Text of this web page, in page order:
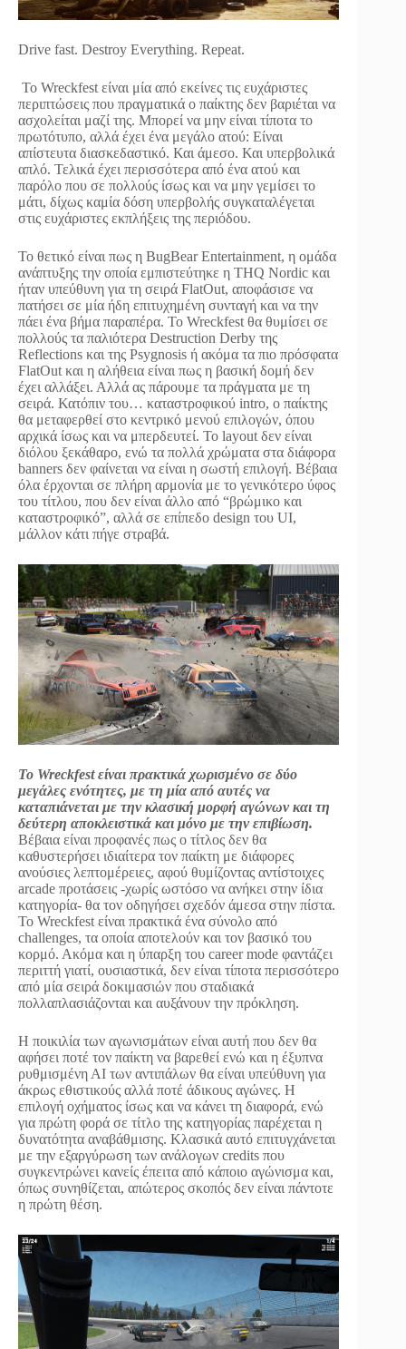
Drive fast. Destroy Everything. Repeat.
Το Wreckfest είναι μία από εκείνες τις ευχάριστες
περιπτώσεις που πραγματικά ο παίκτης δεν βαριέται να
ασχολείται μαζί της. Μπορεί να μην είναι τίποτα το
πρωτότυπο, αλλά έχει ένα μεγάλο ατού: Είναι
απίστευτα διασκεδαστικό. Και άμεσο. Και υπερβολικά
απλό. Τελικά έχει περισσότερα από ένα ατού και
παρόλο που σε πολλούς ίσως και να μην γεμίσει το
μάτι, δίχως καμία δόση υπερβολής συγκαταλέγεται
στις ευχάριστες εκπλήξεις της περιόδου.
Το θετικό είναι πως η BugBear Entertainment, η ομάδα
ανάπτυξης την οποία εμπιστεύτηκε η THQ Nordic και
ήταν υπεύθυνη για τη σειρά FlatOut, αποφάσισε να
πατήσει σε μία ήδη επιτυχημένη συνταγή και να την
πάει ένα βήμα παραπέρα. Το Wreckfest θα θυμίσει σε
πολλούς τα παλιότερα Destruction Derby της
Reflections και της Psygnosis ή ακόμα τα πιο πρόσφατα
FlatOut και η αλήθεια είναι πως η βασική δομή δεν
έχει αλλάξει. Αλλά ας πάρουμε τα πράγματα με τη
σειρά. Κατόπιν του… καταστροφικού intro, o παίκτης
θα μεταφερθεί στο κεντρικό μενού επιλογών, όπου
αρχικά ίσως και να μπερδευτεί. Το layout δεν είναι
διόλου ξεκάθαρο, ενώ τα πολλά χρώματα στα διάφορα
banners δεν φαίνεται να είναι η σωστή επιλογή. Βέβαια
όλα έρχονται σε πλήρη αρμονία με το γενικότερο ύφος
του τίτλου, που δεν είναι άλλο από “βρώμικο και
καταστροφικό”, αλλά σε επίπεδο design του UI,
μάλλον κάτι πήγε στραβά.
Το Wreckfest είναι πρακτικά χωρισμένο σε δύο
μεγάλες ενότητες, με τη μία από αυτές να
καταπιάνεται με την κλασική μορφή αγώνων και τη
δεύτερη αποκλειστικά και μόνο με την επιβίωση.
Βέβαια είναι προφανές πως ο τίτλος δεν θα
καθυστερήσει ιδιαίτερα τον παίκτη με διάφορες
ανούσιες λεπτομέρειες, αφού θυμίζοντας αντίστοιχες
arcade προτάσεις -χωρίς ωστόσο να ανήκει στην ίδια
κατηγορία- θα τον οδηγήσει σχεδόν άμεσα στην πίστα.
Το Wreckfest είναι πρακτικά ένα σύνολο από
challenges, τα οποία αποτελούν και τον βασικό του
κορμό. Ακόμα και η ύπαρξη του career mode φαντάζει
περιττή γιατί, ουσιαστικά, δεν είναι τίποτα περισσότερο
από μία σειρά δοκιμασιών που σταδιακά
πολλαπλασιάζονται και αυξάνουν την πρόκληση.
Η ποικιλία των αγωνισμάτων είναι αυτή που δεν θα
αφήσει ποτέ τον παίκτη να βαρεθεί ενώ και η έξυπνα
ρυθμισμένη ΑΙ των αντιπάλων θα είναι υπεύθυνη για
άκρως εθιστικούς αλλά ποτέ άδικους αγώνες. Η
επιλογή οχήματος ίσως και να κάνει τη διαφορά, ενώ
για πρώτη φορά σε τίτλο της κατηγορίας παρέχεται η
δυνατότητα αναβάθμισης. Κλασικά αυτό επιτυγχάνεται
με την εξαργύρωση των ανάλογων credits που
συγκεντρώνει κανείς έπειτα από κάποιο αγώνισμα και,
όπως συνηθίζεται, απώτερος σκοπός δεν είναι πάντοτε
η πρώτη θέση.